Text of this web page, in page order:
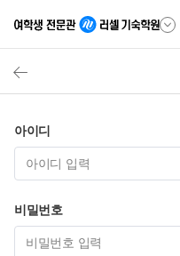
아이디
비밀번호